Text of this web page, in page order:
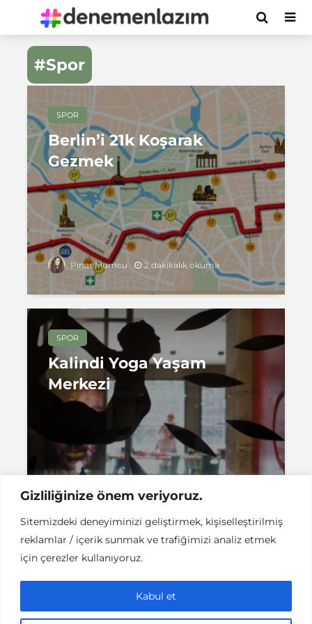
Gizliliğinize önem veriyoruz.
Sitemizdeki deneyiminizi geliştirmek, kişiselleştirilmiş
reklamlar / içerik sunmak ve trafiğimizi analiz etmek
için çerezler kullanıyoruz.
Kabul et
#Spor
SPOR
Berlin’i 21k Koşarak
Gezmek
Pınar Mumcu 2 dakikalık okuma
SPOR
Kalindi Yoga Yaşam
Merkezi
Sena Turan
This work is licensed under a